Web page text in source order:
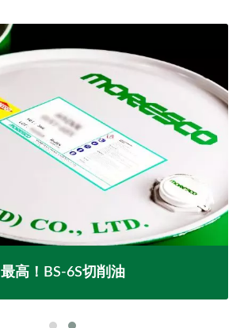
最高！BS-6S切削油